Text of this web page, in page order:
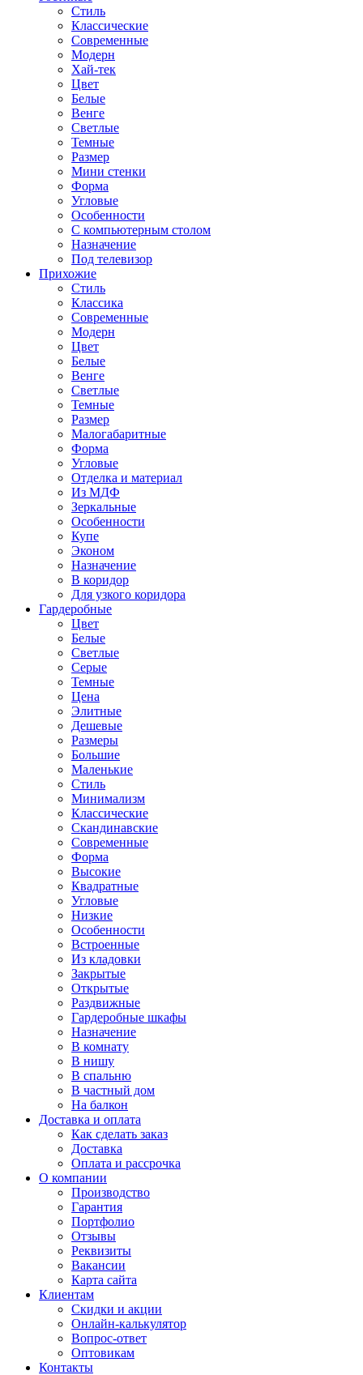
Стиль
Классические
Современные
Модерн
Хай-тек
Цвет
Белые
Венге
Светлые
Темные
Размер
Мини стенки
Форма
Угловые
Особенности
С компьютерным столом
Назначение
Под телевизор
Прихожие
Стиль
Классика
Современные
Модерн
Цвет
Белые
Венге
Светлые
Темные
Размер
Малогабаритные
Форма
Угловые
Отделка и материал
Из МДФ
Зеркальные
Особенности
Купе
Эконом
Назначение
В коридор
Для узкого коридора
Гардеробные
Цвет
Белые
Светлые
Серые
Темные
Цена
Элитные
Дешевые
Размеры
Большие
Маленькие
Стиль
Минимализм
Классические
Скандинавские
Современные
Форма
Высокие
Квадратные
Угловые
Низкие
Особенности
Встроенные
Из кладовки
Закрытые
Открытые
Раздвижные
Гардеробные шкафы
Назначение
В комнату
В нишу
В спальню
В частный дом
На балкон
Доставка и оплата
Как сделать заказ
Доставка
Оплата и рассрочка
О компании
Производство
Гарантия
Портфолио
Отзывы
Реквизиты
Вакансии
Карта сайта
Клиентам
Скидки и акции
Онлайн-калькулятор
Вопрос-ответ
Оптовикам
Контакты